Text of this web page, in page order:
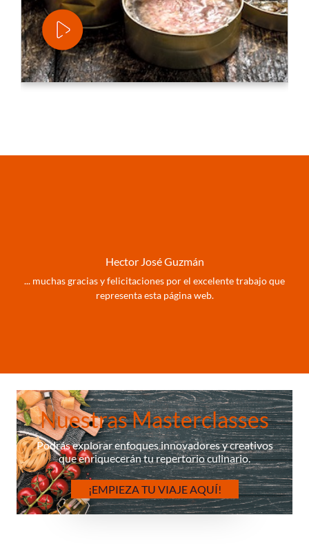
Hector José Guzmán
... muchas gracias y felicitaciones por el excelente trabajo que
representa esta página web.
Nuestras Masterclasses
Podrás explorar enfoques innovadores y creativos
que enriquecerán tu repertorio culinario.
¡EMPIEZA TU VIAJE AQUÍ!